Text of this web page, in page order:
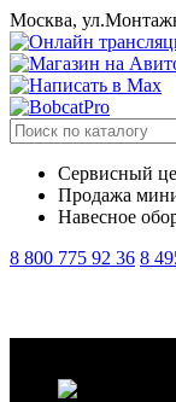
Москва,
Сервисный
Продажа
Навесное
8 800 775 92 36 8